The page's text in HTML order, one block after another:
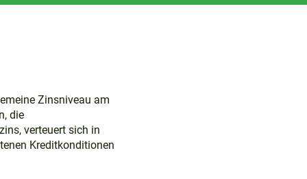
Zinsniveau am
die
verteuert sich in
Kreditkonditionen